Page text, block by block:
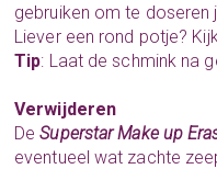
gebruiken om te doseren
Liever een rond potje?
Tip: Laat de schmink na
Verwijderen
DeSuperstar Make up
eventueel wat zachte